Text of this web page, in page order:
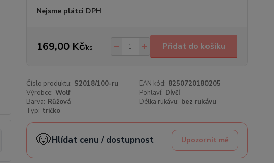
Nejsme plátci DPH
169,00 Kč/ks Přidat do košíku
Číslo produktu: S2018/100-ru EAN kód: 8250720180205
Výrobce: Wolf Pohlaví: Dívčí
Barva: Růžová Délka rukávu: bez rukávu
Typ: tričko
🐶Hlídat cenu / dostupnost Upozornit mě